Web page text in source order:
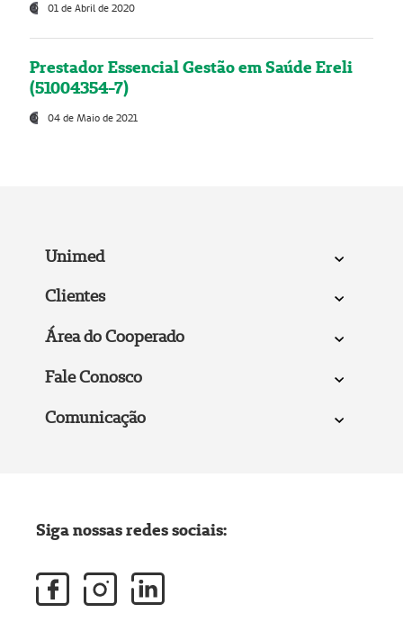
01 de Abril de 2020
Prestador Essencial Gestão em Saúde Ereli
(51004354-7)
04 de Maio de 2021
Unimed
Clientes
Área do Cooperado
Fale Conosco
Comunicação
Siga nossas redes sociais: